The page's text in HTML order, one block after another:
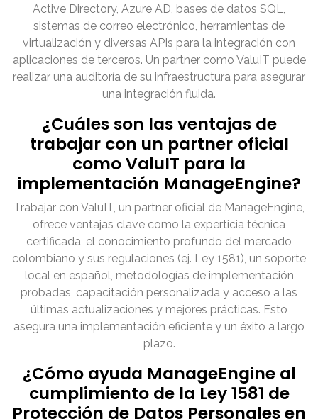
Active Directory, Azure AD, bases de datos SQL,
sistemas de correo electrónico, herramientas de
virtualización y diversas APIs para la integración con
aplicaciones de terceros. Un partner como ValuIT puede
realizar una auditoría de su infraestructura para asegurar
una integración fluida.
¿Cuáles son las ventajas de
trabajar con un partner oficial
como ValuIT para la
implementación ManageEngine?
Trabajar con ValuIT, un partner oficial de ManageEngine,
ofrece ventajas clave como la experticia técnica
certificada, el conocimiento profundo del mercado
colombiano y sus regulaciones (ej. Ley 1581), un soporte
local en español, metodologías de implementación
probadas, capacitación personalizada y acceso a las
últimas actualizaciones y mejores prácticas. Esto
asegura una implementación eficiente y un éxito a largo
plazo.
¿Cómo ayuda ManageEngine al
cumplimiento de la Ley 1581 de
Protección de Datos Personales en